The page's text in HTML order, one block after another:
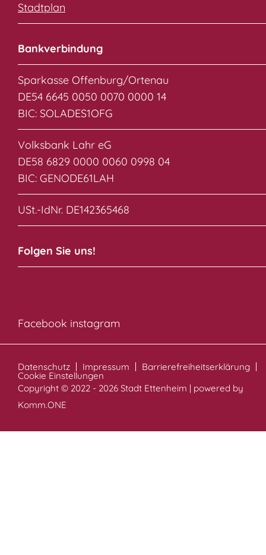
Stadtplan
Bankverbindung
Sparkasse Offenburg/Ortenau
DE54 6645 0050 0070 0000 14
BIC: SOLADES1OFG
Volksbank Lahr eG
DE58 6829 0000 0060 0998 04
BIC: GENODE61LAH
USt.-IdNr. DE142365468
Folgen Sie uns!
Facebook instagram
Datenschutz Impressum Barrierefreiheitserklärung
Cookie Einstellungen
Copyright © 2022 - 2026 Stadt Ettenheim | powered by
Komm.ONE